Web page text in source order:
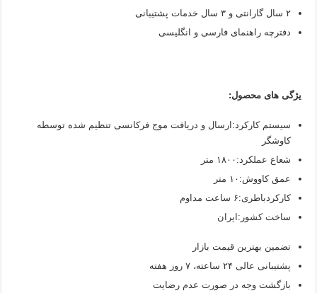
۲ سال گارانتی و ۳ سال خدمات پشتیبانی
دفترچه راهنمای فارسی و انگلیسی
یژگی های محصول:
سیستم کارکرد:ارسال و دریافت موج فرکانسی تنظیم شده توسطه
کاوشگر
شعاع عملکرد: ۱۸۰۰ متر
عمق کاووش: ۱۰ متر
کارکردباطری:۶ ساعت مداوم
ساخت کشور:ایران
تضمین بهترین قیمت بازار
پشتیبانی عالی ۲۴ ساعته، ۷ روز هفته
بازگشت وجه در صورت عدم رضایت